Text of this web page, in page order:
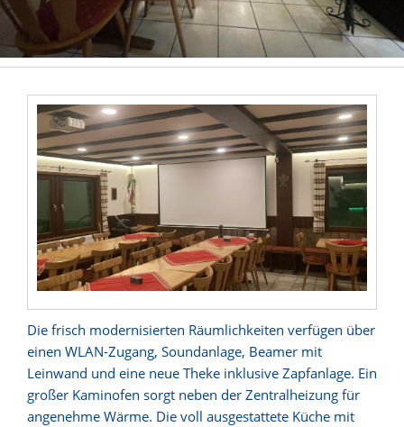
Die frisch modernisierten Räumlichkeiten verfügen über
einen WLAN-Zugang, Soundanlage, Beamer mit
Leinwand und eine neue Theke inklusive Zapfanlage. Ein
großer Kaminofen sorgt neben der Zentralheizung für
angenehme Wärme. Die voll ausgestattete Küche mit